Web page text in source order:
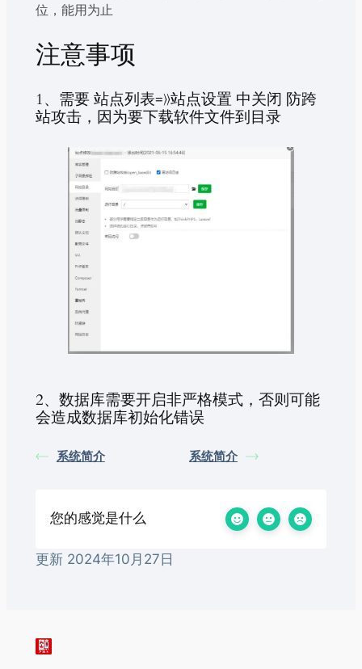
位，能用为止
注意事项
1、需要 站点列表=》站点设置 中关闭 防跨
站攻击，因为要下载软件文件到目录
2、数据库需要开启非严格模式，否则可能
会造成数据库初始化错误
系统简介 系统简介
您的感觉是什么
更新 2024年10月27日